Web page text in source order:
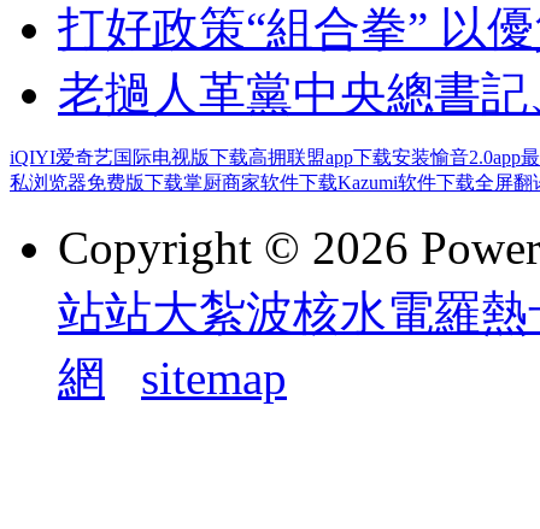
打好政策“組合拳” 以
老撾人革黨中央總書
iQIYI爱奇艺国际电视版下载高拥联盟app下载安装愉音2.0app
私浏览器免费版下载掌厨商家软件下载Kazumi软件下载全屏翻
Copyright © 2026
站站大紮波核水電羅
網
sitemap